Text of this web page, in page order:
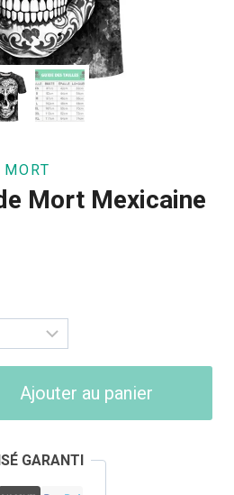
Mort Mexicaine
Ajouter au panier
GARANTI